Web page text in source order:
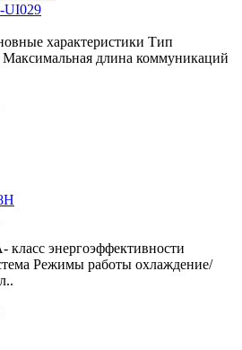
характеристики Тип
Максимальная длина коммуникаций
энергоэффективности
Режимы работы охлаждение/